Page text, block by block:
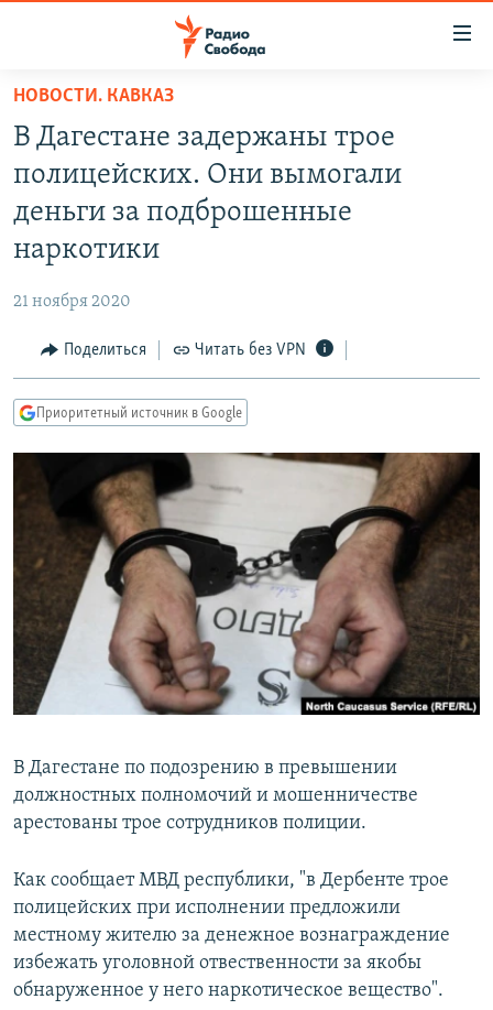
упрощенного
доступа
основному
содержанию
Вернутся
навигации
Вернутся
ПОДКАСТЫ
АВТОРСКИЕ ПРОЕКТЫ
КУЛЬТУРА
IDEL.РЕАЛИИ
КАВКАЗ.РЕАЛИИ
СИБИРЬ.РЕАЛИИ
РАСПИСАНИЕ ВЕЩАНИЯ
ПОДПИШИТЕСЬ НА РАССЫЛКУ
СОЦИАЛЬНЫЕ СЕТИ
Все сайты РСЕ/РС
НОВОСТИ. КАВКАЗ
В Дагестане задержаны трое
полицейских. Они вымогали
деньги за подброшенные
наркотики
21 ноября 2020
Поделиться Читать без VPN
Приоритетный источник в Google
В Дагестане по подозрению в превышении
должностных полномочий и мошенничестве
арестованы трое сотрудников полиции.
Как сообщает МВД республики, "в Дербенте трое
полицейских при исполнении предложили
местному жителю за денежное вознаграждение
избежать уголовной отвественности за якобы
обнаруженное у него наркотическое вещество".